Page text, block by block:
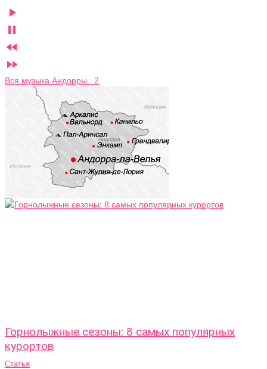




Вся музыка Андорры 2
Горнолыжные сезоны: 8 самых популярных
курортов
Статья